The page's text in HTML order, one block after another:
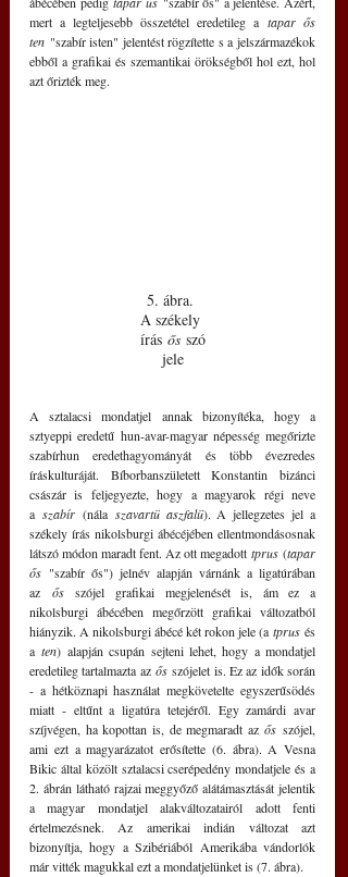
mert a legteljesebb összetétel eredetileg a tapar ős
ten "szabír isten" jelentést rögzítette s a jelszármazékok
ebből a grafikai és szemantikai örökségből hol ezt, hol
azt őrizték meg.
5. ábra.
A székely
írás ős szó
jele
A sztalacsi mondatjel annak bizonyítéka, hogy a
sztyeppi eredetű hun-avar-magyar népesség megőrizte
szabírhun eredethagyományát és több évezredes
íráskulturáját. Bíborbanszületett Konstantin bizánci
császár is feljegyezte, hogy a magyarok régi neve
a szabír (nála szavartü aszfalü). A jellegzetes jel a
székely írás nikolsburgi ábécéjében ellentmondásosnak
látszó módon maradt fent. Az ott megadott tprus (tapar
ős "szabír ős") jelnév alapján várnánk a ligatúrában
az ős szójel grafikai megjelenését is, ám ez a
nikolsburgi ábécében megőrzött grafikai változatból
hiányzik. A nikolsburgi ábécé két rokon jele (a tprus és
a ten) alapján csupán sejteni lehet, hogy a mondatjel
eredetileg tartalmazta az ős szójelet is. Ez az idők során
- a hétköznapi használat megkövetelte egyszerűsödés
miatt - eltűnt a ligatúra tetejéről. Egy zamárdi avar
szíjvégen, ha kopottan is, de megmaradt az ős szójel,
ami ezt a magyarázatot erősítette (6. ábra). A Vesna
Bikic által közölt sztalacsi cserépedény mondatjele és a
2. ábrán látható rajzai meggyőző alátámasztását jelentik
a magyar mondatjel alakváltozatairól adott fenti
értelmezésnek. Az amerikai indián változat azt
bizonyítja, hogy a Szibériából Amerikába vándorlók
már vitték magukkal ezt a mondatjelünket is (7. ábra).